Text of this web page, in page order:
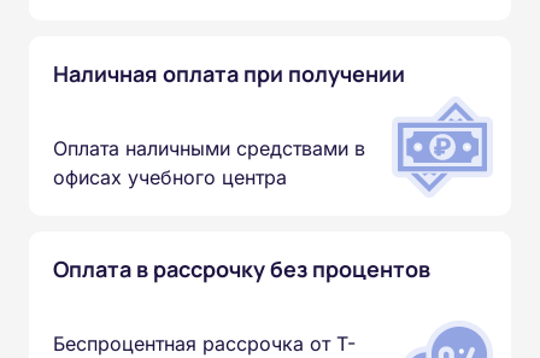
Наличная оплата при получении
Оплата наличными средствами в
офисах учебного центра
Оплата в рассрочку без процентов
Беспроцентная рассрочка от Т-